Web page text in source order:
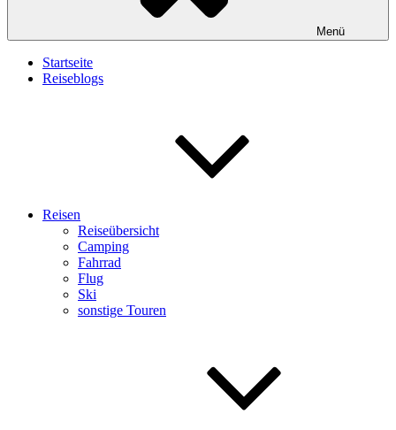
Menü
Startseite
Reiseblogs
Reisen
Reiseübersicht
Camping
Fahrrad
Flug
Ski
sonstige Touren